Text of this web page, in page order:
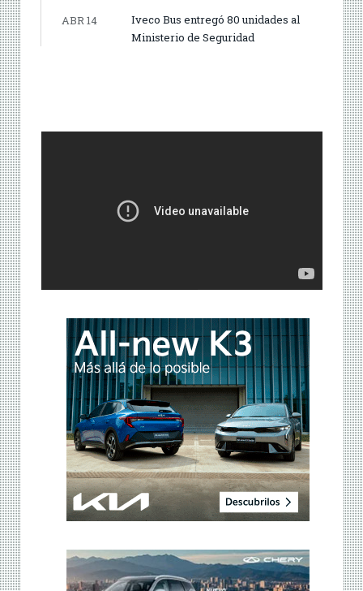
ABR 14
Iveco Bus entregó 80 unidades al
Ministerio de Seguridad